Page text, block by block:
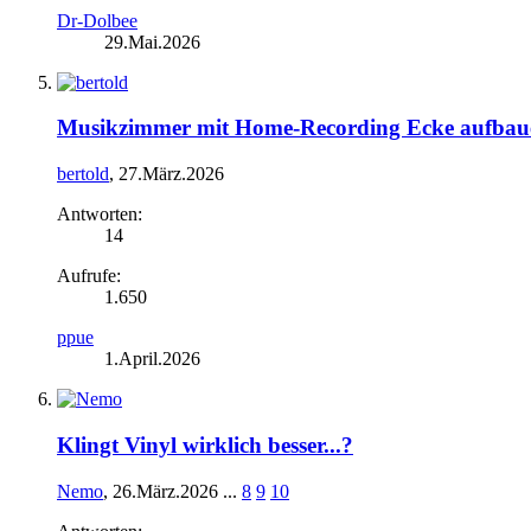
Dr-Dolbee
29.Mai.2026
Musikzimmer mit Home-Recording Ecke
bertold, 27.März.2026
Antworten:
14
Aufrufe:
1.650
ppue
1.April.2026
Klingt Vinyl wirklich besser...?
Nemo, 26.März.2026 ... 8 9 10